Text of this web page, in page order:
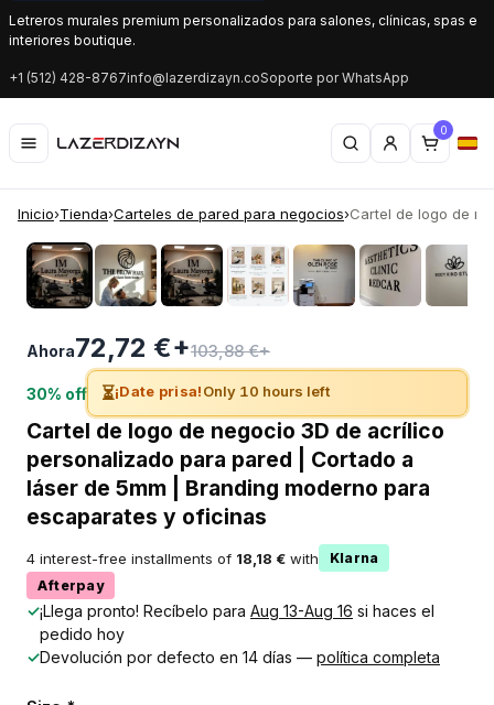
Letreros murales premium personalizados para salones, clínicas, spas e
interiores boutique.
+1 (512) 428-8767info@lazerdizayn.coSoporte por WhatsApp
0
Inicio›Tienda›Carteles de pared para negocios›Cartel de logo de
‹ ›
Ahora72,72 €+103,88 €+
30% off ⏳¡Date prisa!Only 10 hours left
Cartel de logo de negocio 3D de acrílico
personalizado para pared | Cortado a
láser de 5mm | Branding moderno para
escaparates y oficinas
4 interest-free installments of 18,18 € with
Klarna
Afterpay
✓¡Llega pronto! Recíbelo para Aug 13-Aug 16 si haces el
pedido hoy
✓Devolución por defecto en 14 días — política completa